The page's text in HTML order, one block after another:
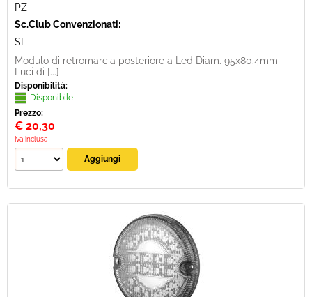
PZ
Sc.Club Convenzionati:
SI
Modulo di retromarcia posteriore a Led Diam. 95x80.4mm
Luci di [...]
Disponibilità:
Disponibile
Prezzo:
€ 20,30
Iva inclusa